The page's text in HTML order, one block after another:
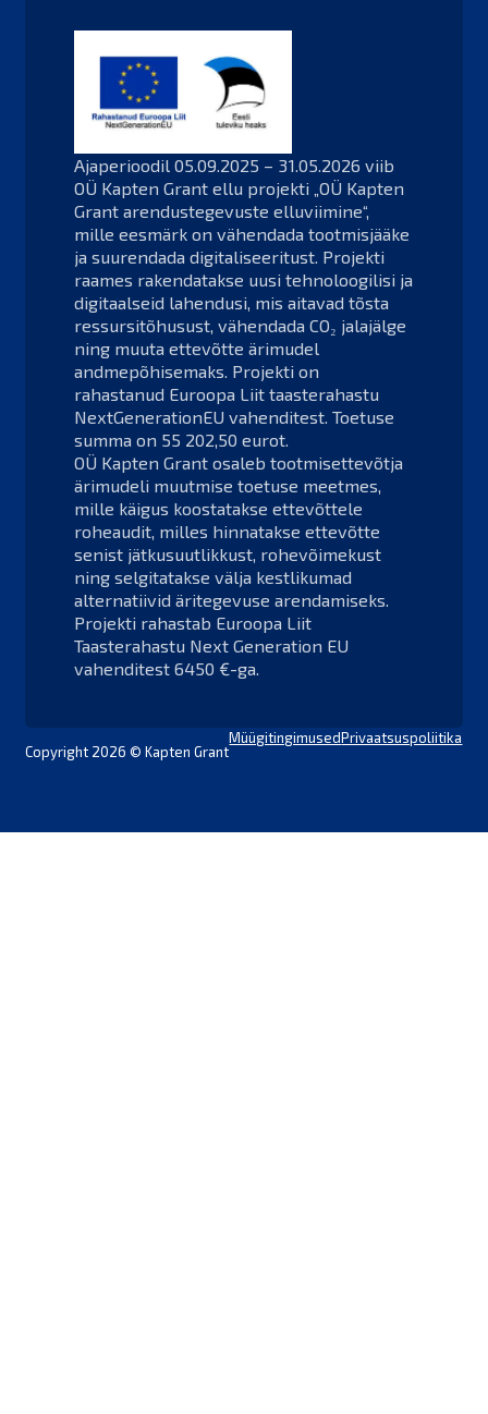
Ajaperioodil 05.09.2025 – 31.05.2026 viib
OÜ Kapten Grant ellu projekti „OÜ Kapten
Grant arendustegevuste elluviimine“,
mille eesmärk on vähendada tootmisjääke
ja suurendada digitaliseeritust. Projekti
raames rakendatakse uusi tehnoloogilisi ja
digitaalseid lahendusi, mis aitavad tõsta
ressursitõhusust, vähendada CO₂ jalajälge
ning muuta ettevõtte ärimudel
andmepõhisemaks. Projekti on
rahastanud Euroopa Liit taasterahastu
NextGenerationEU vahenditest. Toetuse
summa on 55 202,50 eurot.
OÜ Kapten Grant osaleb tootmisettevõtja
ärimudeli muutmise toetuse meetmes,
mille käigus koostatakse ettevõttele
roheaudit, milles hinnatakse ettevõtte
senist jätkusuutlikkust, rohevõimekust
ning selgitatakse välja kestlikumad
alternatiivid äritegevuse arendamiseks.
Projekti rahastab Euroopa Liit
Taasterahastu Next Generation EU
vahenditest 6450 €-ga.
Copyright 2026 © Kapten Grant
MüügitingimusedPrivaatsuspoliitika